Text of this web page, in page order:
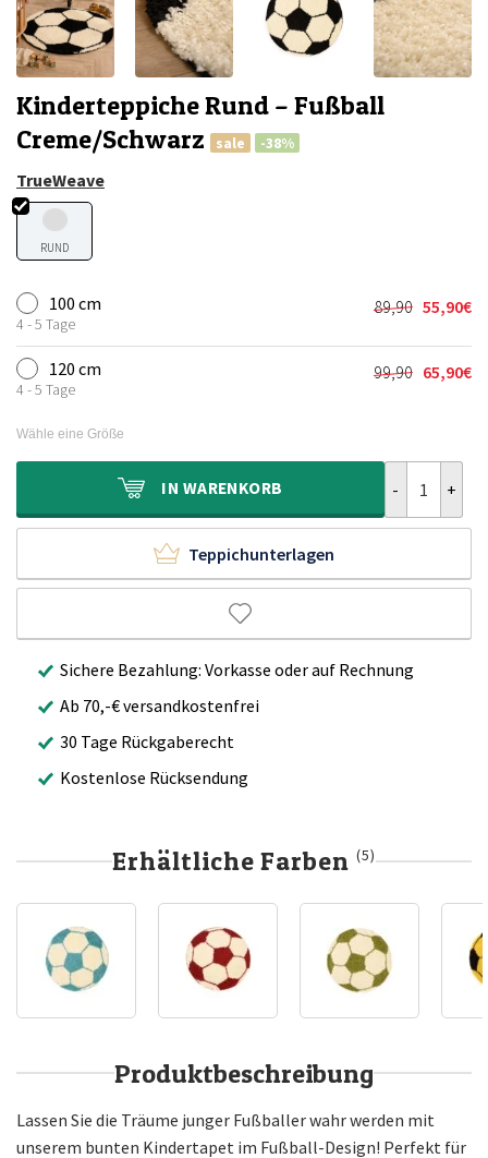
Kinderteppiche Rund – Fußball
Creme/Schwarz
sale -38%
TrueWeave
RUND
100 cm
4 - 5 Tage
89,90
Preis
war:
89,90€
55,90€
Aktueller
Preis
ist:
55,90€.
120 cm
4 - 5 Tage
99,90 65,90€
Aktueller
Wähle eine Größe
IN WARENKORB
Teppichunterlagen
Sichere Bezahlung: Vorkasse oder auf Rechnung
Ab 70,-€ versandkostenfrei
30 Tage Rückgaberecht
Kostenlose Rücksendung
Erhältliche Farben(5)
Produktbeschreibung
Lassen Sie die Träume junger Fußballer wahr werden mit
unserem bunten Kindertapet im Fußball-Design! Perfekt für